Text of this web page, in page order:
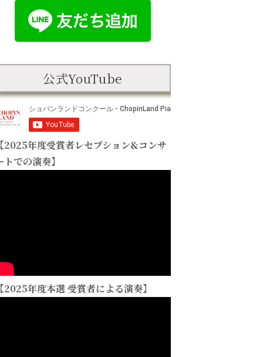
公式YouTube
2025年度受賞者レセプション&コンサ
トでの演奏】
2025年度本選 受賞者による演奏】